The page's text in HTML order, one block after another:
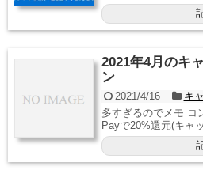
2021年4月のキ
ン
2021/4/16 キ
多すぎるのでメモ コ
Payで20%還元(キャ